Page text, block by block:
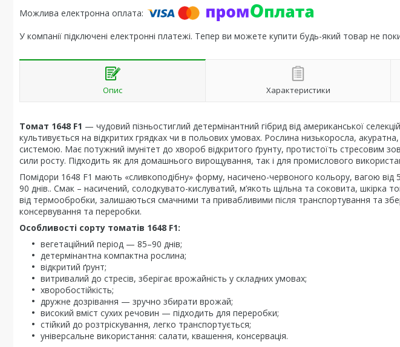
У компанії підключені електронні платежі. Тепер ви можете купити будь-який товар не
Опис Характеристики
Томат 1648 F1 — чудовий пізньостиглий детермінантний гібрид від американської
культивується на відкритих грядках чи в польових умовах. Рослина низькоросла,
системою. Має потужний імунітет до хвороб відкритого ґрунту, протистоїть стресовим
сили росту. Підходить як для домашнього вирощування, так і для промислового
Помідори 1648 F1 мають «сливкоподібну» форму, насичено-червоного кольору, вагою від
90 днів.. Смак – насичений, солодкувато-кислуватий, м’якоть щільна та соковита, шкірка
від термообробки, залишаються смачними та привабливими після транспортування та
консервування та переробки.
Особливості сорту томатів 1648 F1:
вегетаційний період — 85–90 днів;
детермінантна компактна рослина;
відкритий ґрунт;
витривалий до стресів, зберігає врожайність у складних умовах;
хворобостійкість;
дружне дозрівання — зручно збирати врожай;
високий вміст сухих речовин — підходить для переробки;
стійкий до розтріскування, легко транспортується;
універсальне використання: салати, квашення, консервація.